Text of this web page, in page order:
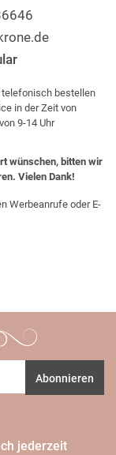
telefonisch bestellen
in der Zeit von
9-14 Uhr
wünschen, bitten wir
Vielen Dank!
Werbeanrufe oder E-
Abonnieren
jederzeit